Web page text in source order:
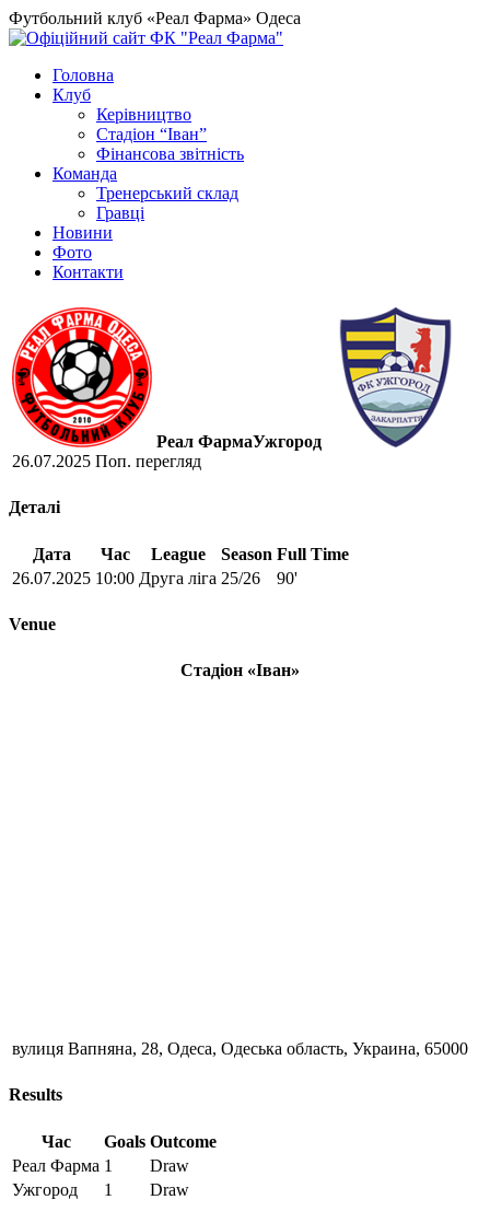
Футбольний клуб «Реал Фарма» Одеса
Головна
Клуб
Керівництво
Стадіон “Іван”
Фінансова звітність
Команда
Тренерський склад
Гравці
Новини
Фото
Контакти
Реал ФармаУжгород
26.07.2025 Поп. перегляд
Деталі
Дата Час League Season Full Time
26.07.2025 10:00 Друга ліга 25/26 90'
Venue
Стадіон «Іван»
вулиця Вапняна, 28, Одеса, Одеська область, Украина, 65000
Results
Час Goals Outcome
Реал Фарма 1
Draw
Ужгород
1 Draw